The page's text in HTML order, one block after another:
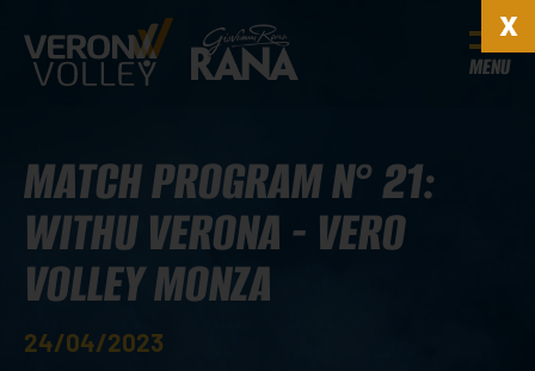
MENU
MATCH PROGRAM N° 21:
WITHU VERONA - VERO
VOLLEY MONZA
24/04/2023